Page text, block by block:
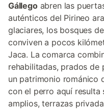
Gállegoabren las
auténticos del Pirineo
glaciares, los bosques
conviven a pocos
Jaca. La comarca
rehabilitadas, prados
un patrimonio románico
con el perro aquí resulta
amplios, terrazas